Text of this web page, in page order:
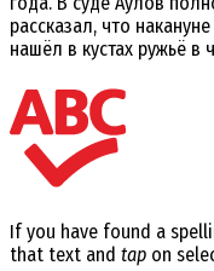
рассказал, что
нашёл в кустах ружьё в
If you have found a
that text and tap on